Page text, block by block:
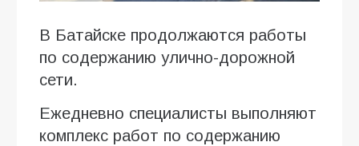
В Батайске продолжаются работы
по содержанию улично-дорожной
сети.
Ежедневно специалисты выполняют
комплекс работ по содержанию